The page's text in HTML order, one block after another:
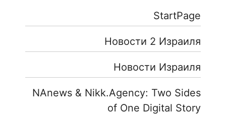
StartPage
Новости 2 Израиля
Новости Израиля
NAnews & Nikk.Agency: Two Sides
of One Digital Story